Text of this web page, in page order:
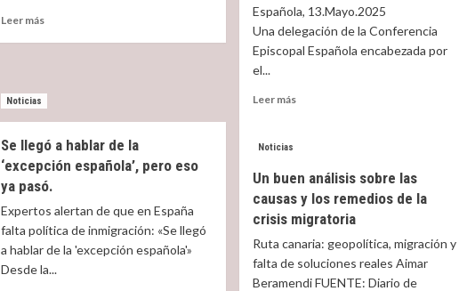
Leer más
extranjería:
o
estancamiento?
Española, 13.Mayo.2025
Una delegación de la Conferencia
Episcopal Española encabezada por
el...
Leer másRead
de
la
Iglesia
facilitar
la
travesía
Noticias
Se llegó a hablar de la
‘excepción española’, pero eso
ya pasó.
Expertos alertan de que en España
falta política de inmigración: «Se llegó
a hablar de la 'excepción española'»
Desde la...
Noticias
Un buen análisis sobre las
causas y los remedios de la
crisis migratoria
Ruta canaria: geopolítica, migración y
falta de soluciones reales Aimar
Beramendi FUENTE: Diario de
La profesora de italiano que habla de Dios a
sus alumnos musulmanes